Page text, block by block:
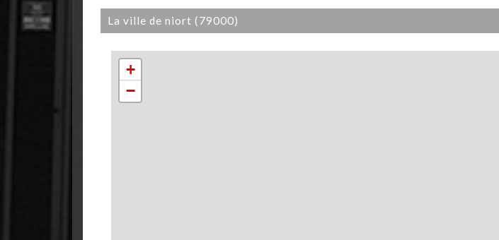
la ville de niort (79000)
+
−